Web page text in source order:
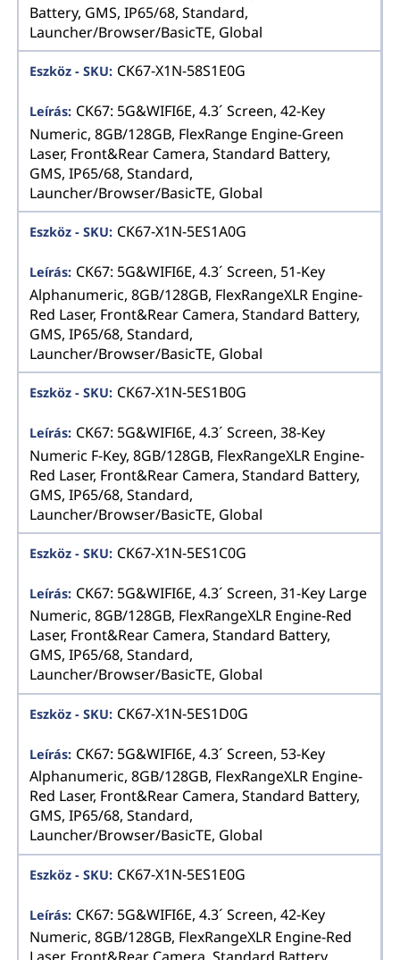
Battery, GMS, IP65/68, Standard,
Launcher/Browser/BasicTE, Global
CK67-X1N-58S1E0G
CK67: 5G&WIFI6E, 4.3´ Screen, 42-Key
Numeric, 8GB/128GB, FlexRange Engine-Green
Laser, Front&Rear Camera, Standard Battery,
GMS, IP65/68, Standard,
Launcher/Browser/BasicTE, Global
CK67-X1N-5ES1A0G
CK67: 5G&WIFI6E, 4.3´ Screen, 51-Key
Alphanumeric, 8GB/128GB, FlexRangeXLR Engine-
Red Laser, Front&Rear Camera, Standard Battery,
GMS, IP65/68, Standard,
Launcher/Browser/BasicTE, Global
CK67-X1N-5ES1B0G
CK67: 5G&WIFI6E, 4.3´ Screen, 38-Key
Numeric F-Key, 8GB/128GB, FlexRangeXLR Engine-
Red Laser, Front&Rear Camera, Standard Battery,
GMS, IP65/68, Standard,
Launcher/Browser/BasicTE, Global
CK67-X1N-5ES1C0G
CK67: 5G&WIFI6E, 4.3´ Screen, 31-Key Large
Numeric, 8GB/128GB, FlexRangeXLR Engine-Red
Laser, Front&Rear Camera, Standard Battery,
GMS, IP65/68, Standard,
Launcher/Browser/BasicTE, Global
CK67-X1N-5ES1D0G
CK67: 5G&WIFI6E, 4.3´ Screen, 53-Key
Alphanumeric, 8GB/128GB, FlexRangeXLR Engine-
Red Laser, Front&Rear Camera, Standard Battery,
GMS, IP65/68, Standard,
Launcher/Browser/BasicTE, Global
CK67-X1N-5ES1E0G
CK67: 5G&WIFI6E, 4.3´ Screen, 42-Key
Numeric, 8GB/128GB, FlexRangeXLR Engine-Red